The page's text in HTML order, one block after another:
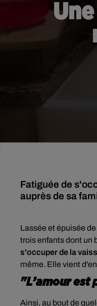
Fatiguée de
auprès de sa
Lassée et épuisée de
trois enfants dont un
s'occuper de la
même. Elle vient
"L’amour est
Ainsi, au bout de